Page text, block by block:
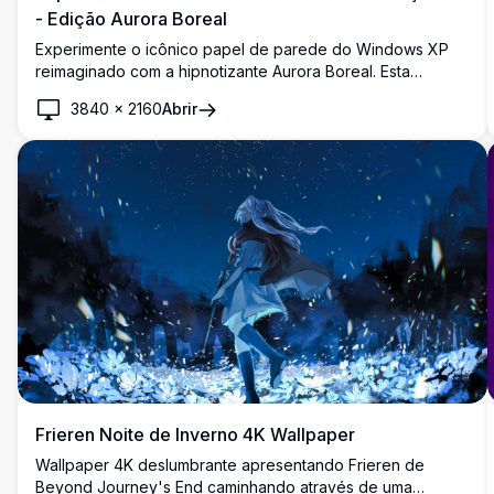
- Edição Aurora Boreal
Experimente o icônico papel de parede do Windows XP
reimaginado com a hipnotizante Aurora Boreal. Esta
verde sob um céu noturno vibrante, perfeita para fundos
de tela, trazendo um toque de beleza natural e
tranquilidade para a sua tela.
3840 × 2160Abrir
Frieren Noite de Inverno 4K Wallpaper
Wallpaper 4K deslumbrante apresentando Frieren de
Beyond Journey's End caminhando através de uma